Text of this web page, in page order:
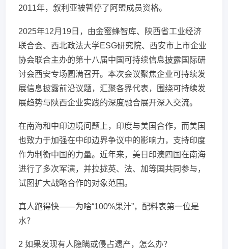
2011年，叙利亚被暂停了阿盟成员资格。
2025年12月19日，由金蜜蜂智库、陕西省工业经济
联合会、西北政法大学ESG研究院、西安市上市企业
协会联合主办的第十八届中国可持续信息披露国际研
讨会西安专场圆满召开。本次会议聚焦企业可持续发
展信息披露前沿议题，汇聚各界代表，围绕可持续发
展趋势与陕西企业实践的深度融合展开深入交流。
在南海和中印边境问题上，印度与美国合作，而美国
也致力于加强在中印边界争议中的影响力，支持印度
作为制衡中国的力量。近年来，美日印澳四国在南海
进行了多次军演，并拉拢英、法、加等国共同参与，
试图扩大战略合作的对象范围。
真人跑得快——为啥“100%果汁”，配料表第一位是
水？
2 如果发现有人隐瞒或侵占遗产，怎么办？